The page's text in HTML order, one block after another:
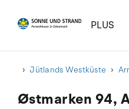
PLUS
Jütlands Westküste
Østmarken 94,